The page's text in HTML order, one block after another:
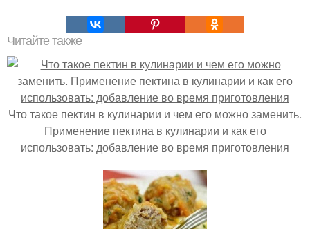
Читайте также
Что такое пектин в кулинарии и чем его можно заменить.
Применение пектина в кулинарии и как его
использовать: добавление во время приготовления